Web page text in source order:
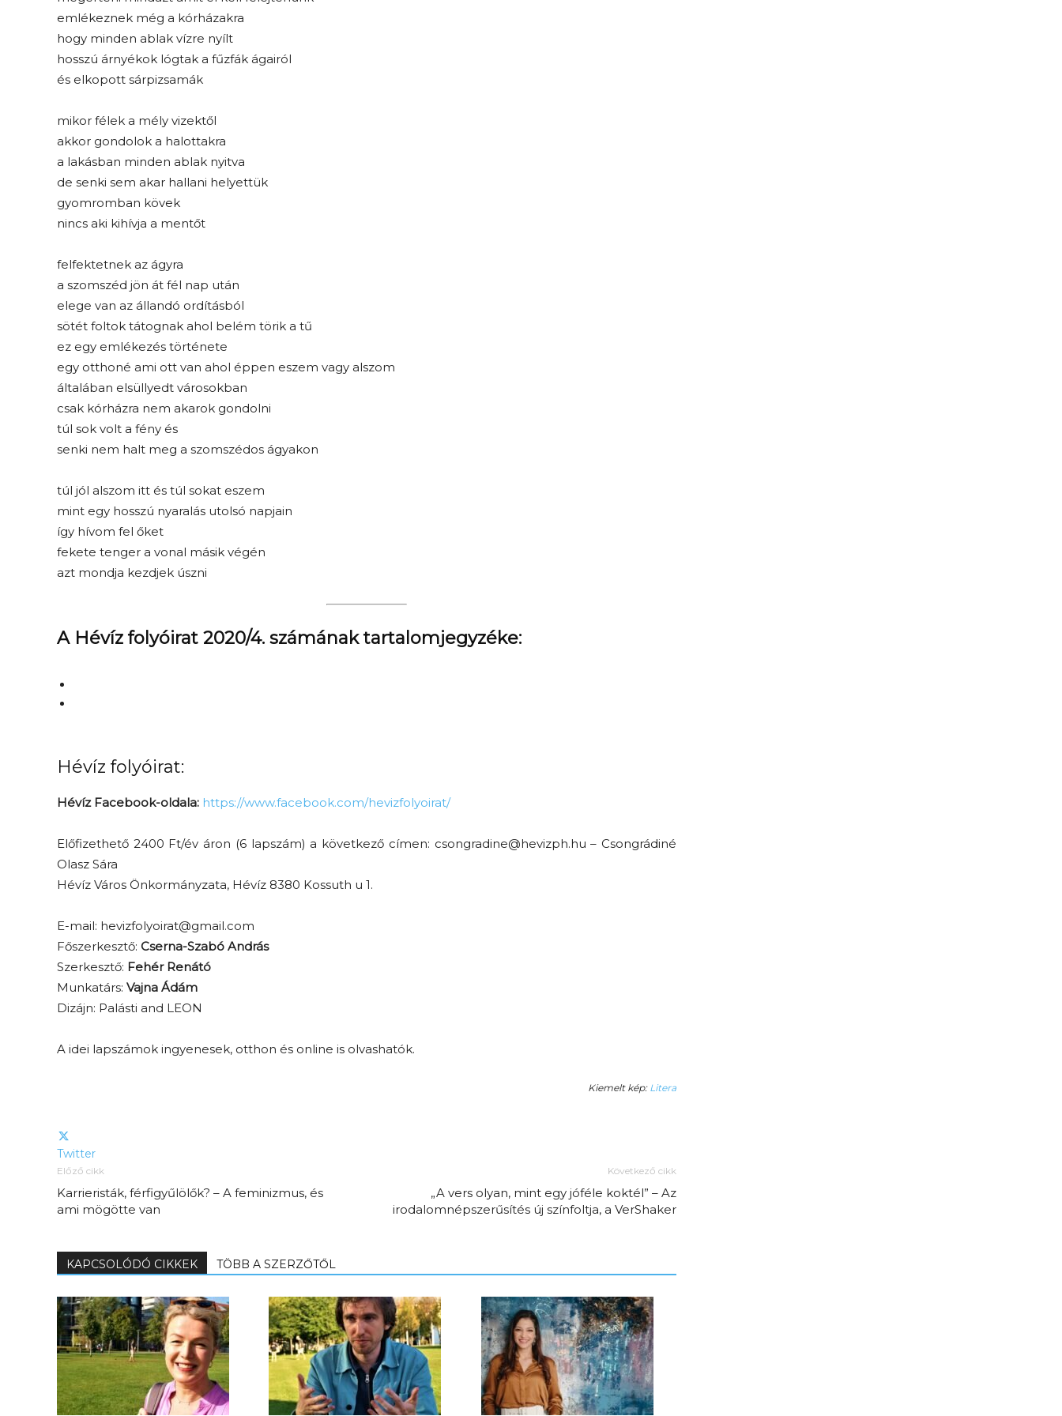
emlékeznek még a kórházakra
hogy minden ablak vízre nyílt
hosszú árnyékok lógtak a fűzfák ágairól
és elkopott sárpizsamák
mikor félek a mély vizektől
akkor gondolok a halottakra
a lakásban minden ablak nyitva
de senki sem akar hallani helyettük
gyomromban kövek
nincs aki kihívja a mentőt
felfektetnek az ágyra
a szomszéd jön át fél nap után
elege van az állandó ordításból
sötét foltok tátognak ahol belém törik a tű
ez egy emlékezés története
egy otthoné ami ott van ahol éppen eszem vagy alszom
általában elsüllyedt városokban
csak kórházra nem akarok gondolni
túl sok volt a fény és
senki nem halt meg a szomszédos ágyakon
túl jól alszom itt és túl sokat eszem
mint egy hosszú nyaralás utolsó napjain
így hívom fel őket
fekete tenger a vonal másik végén
azt mondja kezdjek úszni
A Hévíz folyóirat 2020/4. számának tartalomjegyzéke:
Hévíz folyóirat:
Hévíz Facebook-oldala: https://www.facebook.com/hevizfolyoirat/
Előfizethető 2400 Ft/év áron (6 lapszám) a következő címen: csongradine@hevizph.hu – Csongrádiné
Olasz Sára
Hévíz Város Önkormányzata, Hévíz 8380 Kossuth u 1.
E-mail: hevizfolyoirat@gmail.com
Főszerkesztő: Cserna-Szabó András
Szerkesztő: Fehér Renátó
Munkatárs: Vajna Ádám
Dizájn: Palásti and LEON
A idei lapszámok ingyenesek, otthon és online is olvashatók.
Kiemelt kép: Litera
Twitter
Előző cikk
Karrieristák, férfigyűlölők? – A feminizmus, és
ami mögötte van
Következő cikk
„A vers olyan, mint egy jóféle koktél” – Az
irodalomnépszerűsítés új színfoltja, a VerShaker
KAPCSOLÓDÓ CIKKEK TÖBB A SZERZŐTŐL